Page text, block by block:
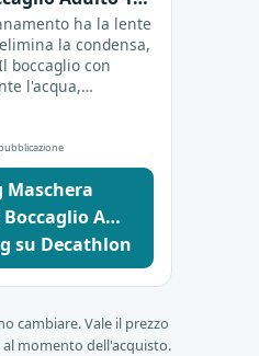
ha la lente
la condensa,
boccaglio con
l'acqua,
Maschera
A…
su Decathlon
cambiare. Vale il prezzo
momento dell'acquisto.